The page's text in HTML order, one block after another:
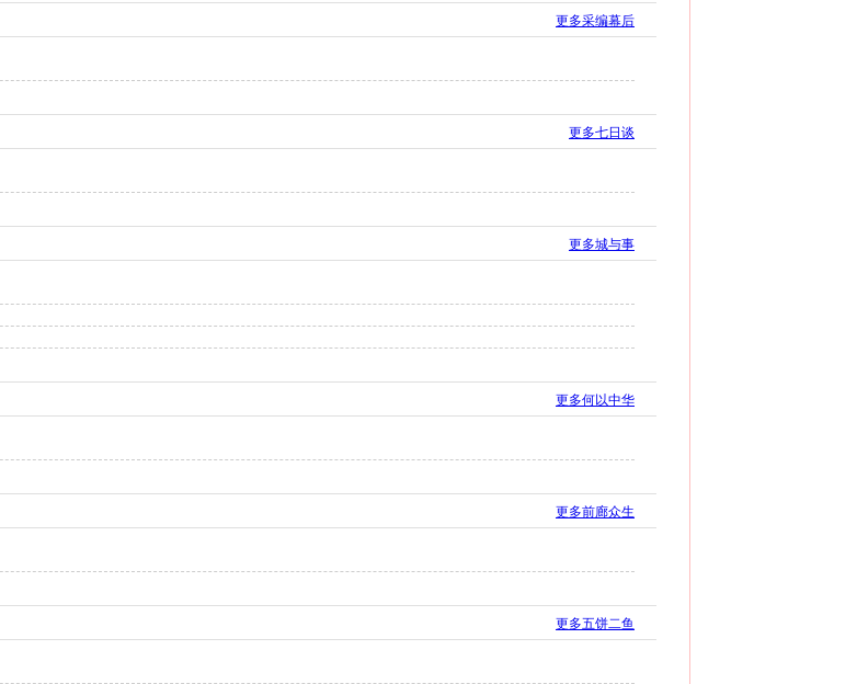
更多采编幕后
更多七日谈
更多城与事
更多何以中华
更多前廊众生
更多五饼二鱼